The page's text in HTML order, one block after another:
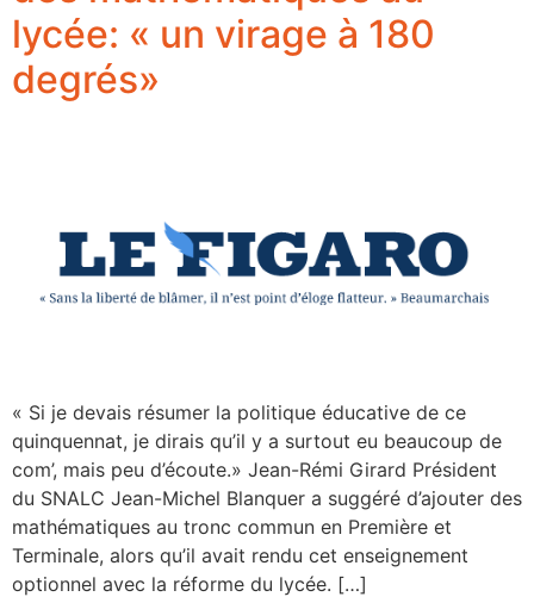
lycée: « un virage à 180
degrés»
« Si je devais résumer la politique éducative de ce
quinquennat, je dirais qu’il y a surtout eu beaucoup de
com’, mais peu d’écoute.» Jean-Rémi Girard Président
du SNALC Jean-Michel Blanquer a suggéré d’ajouter des
mathématiques au tronc commun en Première et
Terminale, alors qu’il avait rendu cet enseignement
optionnel avec la réforme du lycée. […]